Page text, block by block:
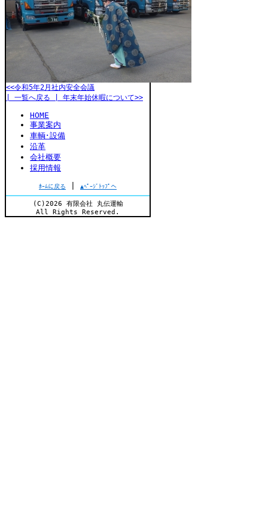
<<令和5年2月社内安全会議
| 一覧へ戻る | 年末年始休暇について>>
HOME
事業案内
車輌･設備
沿革
会社概要
採用情報
ﾎｰﾑに戻る ▲ﾍﾟｰｼﾞﾄｯﾌﾟへ
(C)2026 有限会社 丸伝運輸
All Rights Reserved.